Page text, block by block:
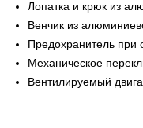
Лопатка и крюк из
Венчик из
Предохранитель при
Механическое
Вентилируемый